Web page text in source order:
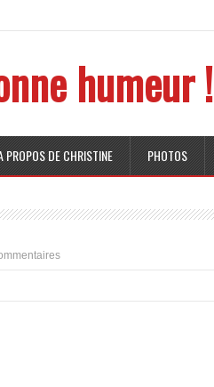
humeur !
PROPOS DE CHRISTINE PHOTOS